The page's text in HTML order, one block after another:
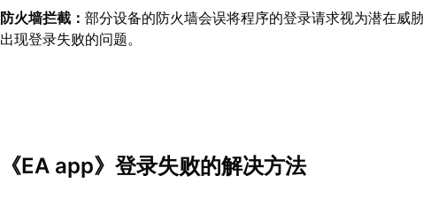
防火墙拦截：部分设备的防火墙会误将程序的登录请求视为潜在威
出现登录失败的问题。
《EA app》登录失败的解决方法